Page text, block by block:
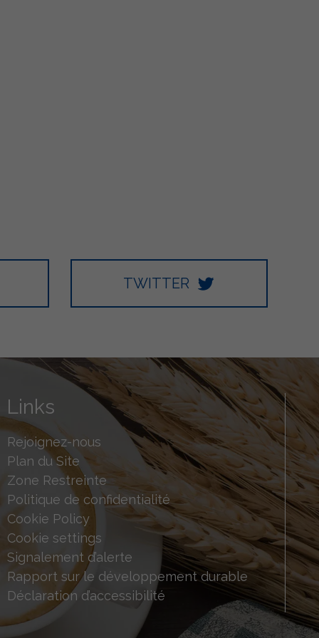
TWITTER
Links
Rejoignez-nous
Plan du Site
Zone Restreinte
Politique de confidentialité
Cookie Policy
Cookie settings
Signalement d’alerte
Rapport sur le développement durable
Déclaration d’accessibilité